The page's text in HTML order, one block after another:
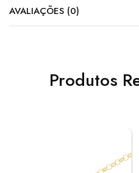
AVALIAÇÕES (0)
Produtos